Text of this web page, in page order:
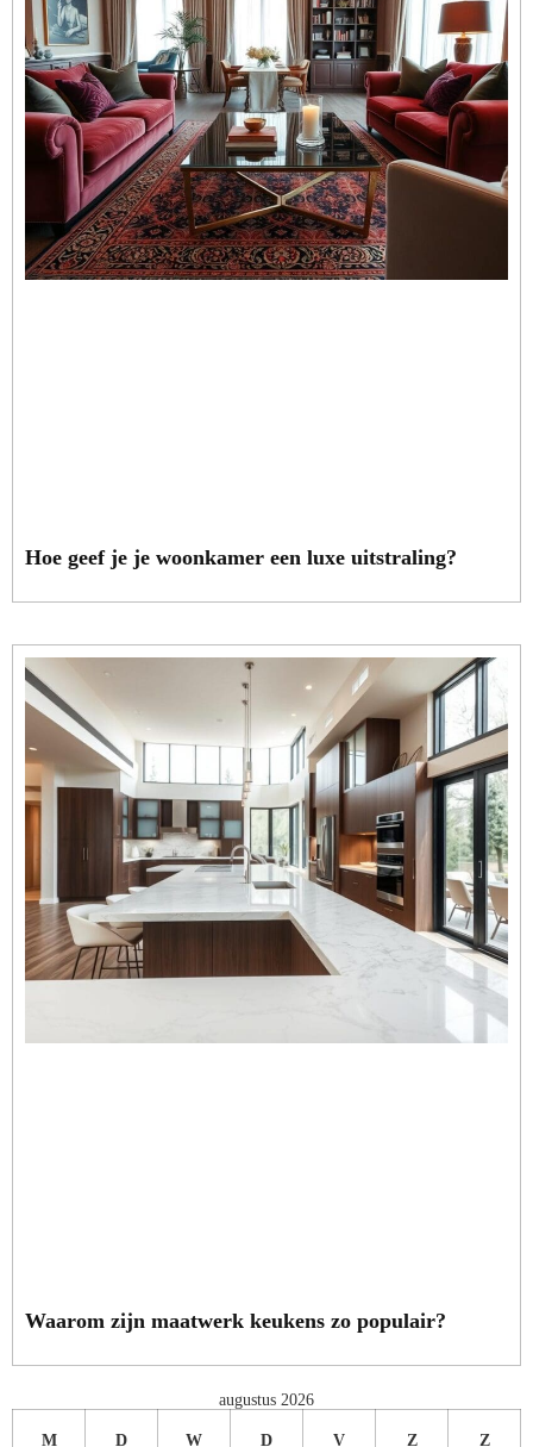
Hoe geef je je woonkamer een luxe uitstraling?
Waarom zijn maatwerk keukens zo populair?
augustus 2026
M D W D V Z Z